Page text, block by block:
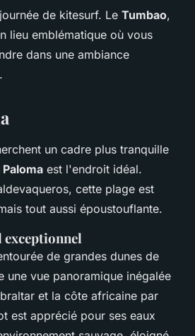
de kitesurf. Le Tumbao,
lieu emblématique où vous
dans une ambiance
un cadre plus tranquille
Paloma est l'endroit idéal.
cette plage est
tout aussi époustouflante.
exceptionnel
de grandes dunes de
une vue panoramique inégalée
et la côte africaine par
est apprécié pour ses eaux